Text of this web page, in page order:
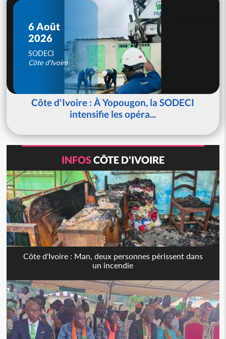
6 Août
2026
SODECI
Côte d'Ivoire
Côte d'Ivoire : À Yopougon, la SODECI
intensifie les opéra...
INFOSCÔTE D'IVOIRE
Côte d'Ivoire : Man, deux personnes périssent dans
un incendie